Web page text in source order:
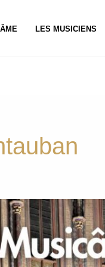
LES MUSICIENS